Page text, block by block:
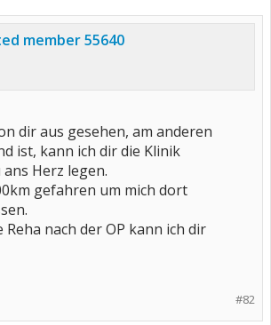
member 55640
dir aus gesehen, am anderen
ist, kann ich dir die Klinik
Herz legen.
gefahren um mich dort
nach der OP kann ich dir
#82